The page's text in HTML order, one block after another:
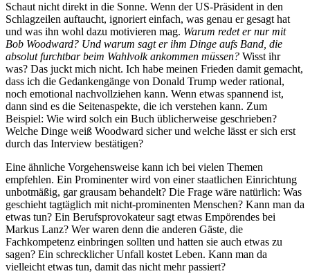
Schaut nicht direkt in die Sonne. Wenn der US-Präsident in den
Schlagzeilen auftaucht, ignoriert einfach, was genau er gesagt hat
und was ihn wohl dazu motivieren mag. Warum redet er nur mit
Bob Woodward? Und warum sagt er ihm Dinge aufs Band, die
absolut furchtbar beim Wahlvolk ankommen müssen? Wisst ihr
was? Das juckt mich nicht. Ich habe meinen Frieden damit gemacht,
dass ich die Gedankengänge von Donald Trump weder rational,
noch emotional nachvollziehen kann. Wenn etwas spannend ist,
dann sind es die Seitenaspekte, die ich verstehen kann. Zum
Beispiel: Wie wird solch ein Buch üblicherweise geschrieben?
Welche Dinge weiß Woodward sicher und welche lässt er sich erst
durch das Interview bestätigen?
Eine ähnliche Vorgehensweise kann ich bei vielen Themen
empfehlen. Ein Prominenter wird von einer staatlichen Einrichtung
unbotmäßig, gar grausam behandelt? Die Frage wäre natürlich: Was
geschieht tagtäglich mit nicht-prominenten Menschen? Kann man da
etwas tun? Ein Berufsprovokateur sagt etwas Empörendes bei
Markus Lanz? Wer waren denn die anderen Gäste, die
Fachkompetenz einbringen sollten und hatten sie auch etwas zu
sagen? Ein schrecklicher Unfall kostet Leben. Kann man da
vielleicht etwas tun, damit das nicht mehr passiert?